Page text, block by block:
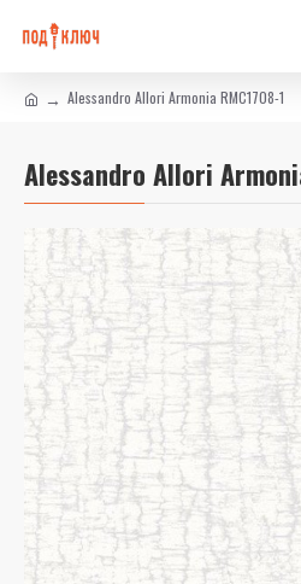
Alessandro Allori Armonia RMC1708-1
Alessandro Allori